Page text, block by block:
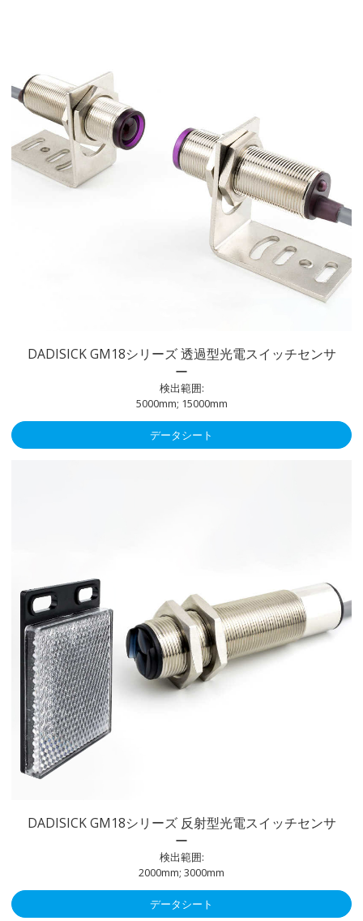
DADISICK GM18シリーズ 透過型光電スイッチセンサ
ー
検出範囲:
5000mm; 15000mm
データシート
DADISICK GM18シリーズ 反射型光電スイッチセンサ
ー
検出範囲:
2000mm; 3000mm
データシート